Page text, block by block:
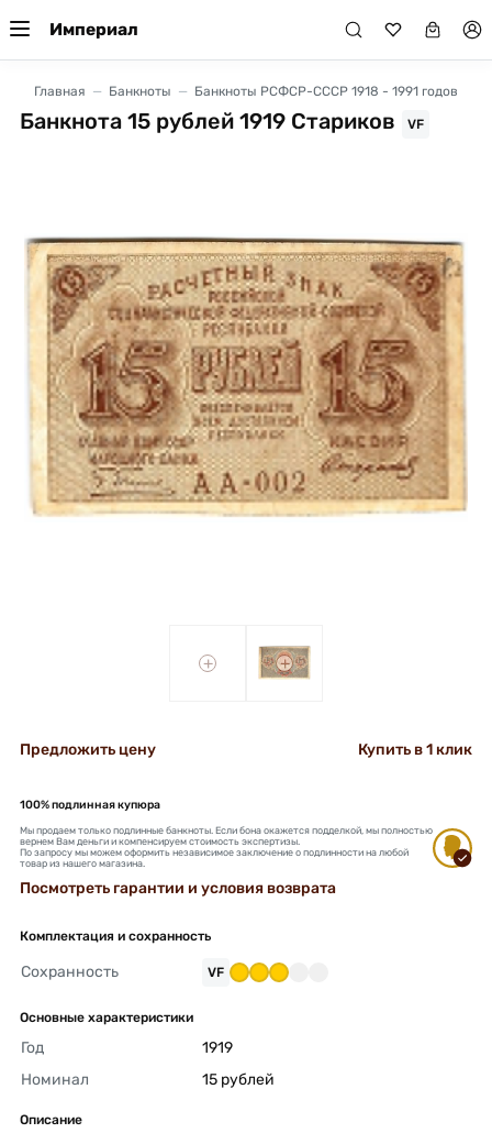
Империал
Главная Банкноты Банкноты РСФСР-СССР 1918 - 1991 годов
Банкнота 15 рублей 1919 Стариков VF
+ +
Предложить цену Купить в 1 клик
100% подлинная купюра
Мы продаем только подлинные банкноты. Если бона окажется подделкой, мы полностью
вернем Вам деньги и компенсируем стоимость экспертизы.
По запросу мы можем оформить независимое заключение о подлинности на любой
товар из нашего магазина.
Посмотреть гарантии и условия возврата
Комплектация и сохранность
Сохранность VF
Основные характеристики
Год
1919
Номинал
15 рублей
Описание